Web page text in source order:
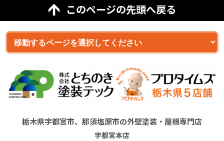
このページの先頭へ戻る
栃木県宇都宮市、那須塩原市の外壁塗装・屋根専門店
宇都宮本店